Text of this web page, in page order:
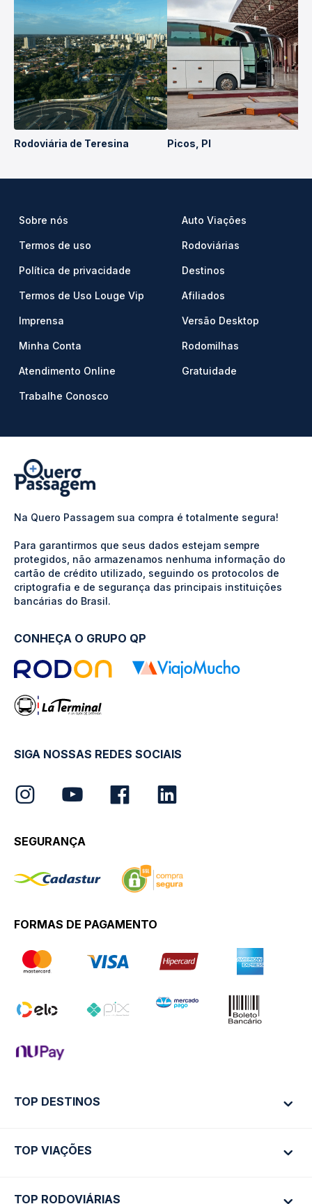
Rodoviária de Teresina Picos, PI
Sobre nós
Termos de uso
Política de privacidade
Termos de Uso Louge Vip
Imprensa
Minha Conta
Atendimento Online
Trabalhe Conosco
Auto Viações
Rodoviárias
Destinos
Afiliados
Versão Desktop
Rodomilhas
Gratuidade
Na Quero Passagem sua compra é totalmente segura!
Para garantirmos que seus dados estejam sempre
protegidos, não armazenamos nenhuma informação do
cartão de crédito utilizado, seguindo os protocolos de
criptografia e de segurança das principais instituições
bancárias do Brasil.
CONHEÇA O GRUPO QP
SIGA NOSSAS REDES SOCIAIS
SEGURANÇA
FORMAS DE PAGAMENTO
TOP DESTINOS
Ônibus Rio de Janeiro
Ônibus São Paulo
TOP VIAÇÕES
Passagens Cometa
TOP RODOVIÁRIAS